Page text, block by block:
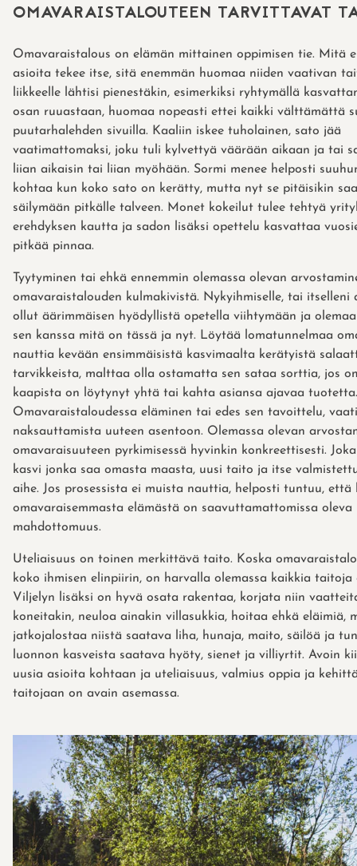
OMAVARAISTALOUTEEN TARVITTAVAT
Omavaraistalous on elämän mittainen oppimisen tie. Mitä
asioita tekee itse, sitä enemmän huomaa niiden vaativan
liikkeelle lähtisi pienestäkin, esimerkiksi ryhtymällä
osan ruuastaan, huomaa nopeasti ettei kaikki välttämättä
puutarhalehden sivuilla. Kaaliin iskee tuholainen, sato jää
vaatimattomaksi, joku tuli kylvettyä väärään aikaan ja tai
liian aikaisin tai liian myöhään. Sormi menee helposti
kohtaa kun koko sato on kerätty, mutta nyt se pitäisikin
säilymään pitkälle talveen. Monet kokeilut tulee tehtyä
erehdyksen kautta ja sadon lisäksi opettelu kasvattaa
pitkää pinnaa.
Tyytyminen tai ehkä ennemmin olemassa olevan
omavaraistalouden kulmakivistä. Nykyihmiselle, tai itselleni
ollut äärimmäisen hyödyllistä opetella viihtymään ja
sen kanssa mitä on tässä ja nyt. Löytää lomatunnelmaa
nauttia kevään ensimmäisistä kasvimaalta kerätyistä
tarvikkeista, malttaa olla ostamatta sen sataa sorttia, jos
kaapista on löytynyt yhtä tai kahta asiansa ajavaa tuotetta.
Omavaraistaloudessa eläminen tai edes sen tavoittelu,
naksauttamista uuteen asentoon. Olemassa olevan
omavaraisuuteen pyrkimisessä hyvinkin konkreettisesti.
kasvi jonka saa omasta maasta, uusi taito ja itse
aihe. Jos prosessista ei muista nauttia, helposti tuntuu, että
omavaraisemmasta elämästä on saavuttamattomissa oleva
mahdottomuus.
Uteliaisuus on toinen merkittävä taito. Koska
koko ihmisen elinpiirin, on harvalla olemassa kaikkia taitoja
Viljelyn lisäksi on hyvä osata rakentaa, korjata niin
koneitakin, neuloa ainakin villasukkia, hoitaa ehkä eläimiä,
jatkojalostaa niistä saatava liha, hunaja, maito, säilöä ja
luonnon kasveista saatava hyöty, sienet ja villiyrtit. Avoin
uusia asioita kohtaan ja uteliaisuus, valmius oppia ja
taitojaan on avain asemassa.